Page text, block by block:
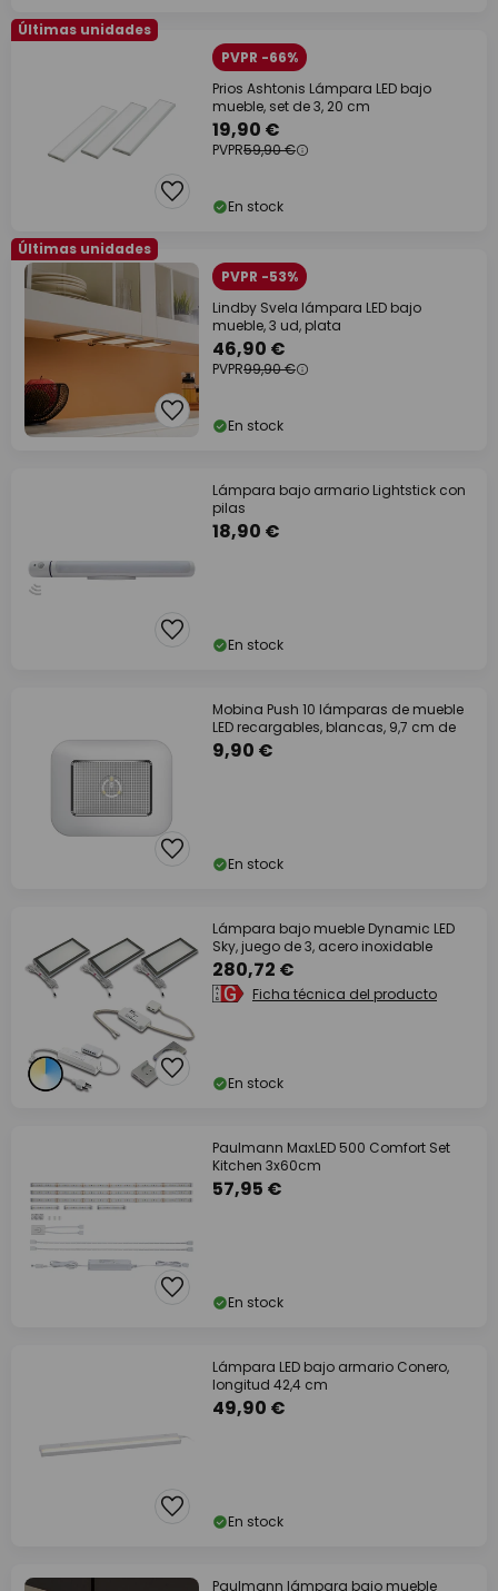
Últimas unidades
PVPR -66%
Prios Ashtonis Lámpara LED bajo
mueble, set de 3, 20 cm
19,90 €
PVPR59,90 €
En stock
Últimas unidades
PVPR -53%
Lindby Svela lámpara LED bajo
mueble, 3 ud, plata
46,90 €
PVPR99,90 €
En stock
Lámpara bajo armario Lightstick con
pilas
18,90 €
En stock
Mobina Push 10 lámparas de mueble
LED recargables, blancas, 9,7 cm de
9,90 €
En stock
Lámpara bajo mueble Dynamic LED
Sky, juego de 3, acero inoxidable
280,72 €
Ficha técnica del producto
En stock
Paulmann MaxLED 500 Comfort Set
Kitchen 3x60cm
57,95 €
En stock
Lámpara LED bajo armario Conero,
longitud 42,4 cm
49,90 €
En stock
Paulmann lámpara bajo mueble